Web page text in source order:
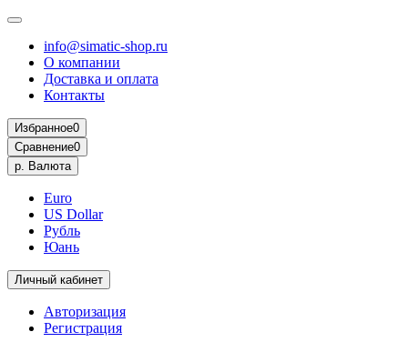
info@simatic-shop.ru
О компании
Доставка и оплата
Контакты
Избранное0
Сравнение0
р. Валюта
Euro
US Dollar
Рубль
Юань
Личный кабинет
Авторизация
Регистрация